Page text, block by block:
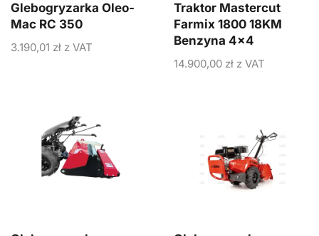
Glebogryzarka Oleo-
Mac RC 350
3.190,01 zł z VAT
Traktor Mastercut
Farmix 1800 18KM
Benzyna 4×4
14.900,00 zł z VAT